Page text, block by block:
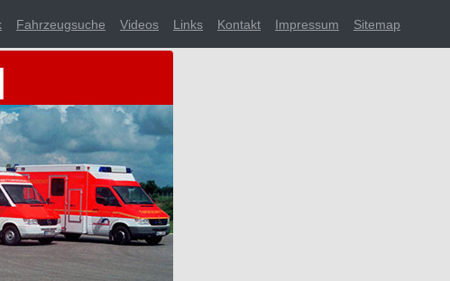
Fahrzeugsuche Videos Links Kontakt Impressum Sitemap